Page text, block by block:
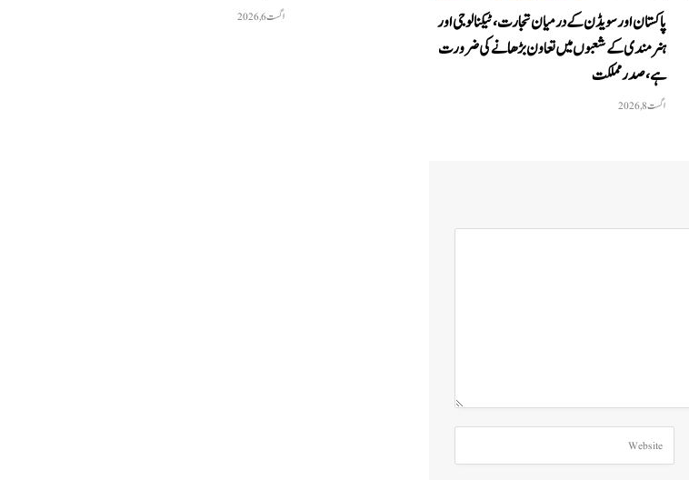
پاکستان اور سویڈن کے درمیان تجارت، ٹیکنالوجی اور
ہنرمندی کے شعبوں میں تعاون بڑھانے کی ضرورت
ہے، صدر مملکت
اگست 8, 2026
اگست 6, 2026